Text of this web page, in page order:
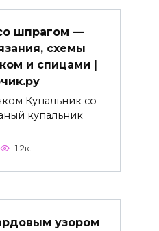
шпрагом —
схемы
и спицами |
Купальник со
купальник
1.2к.
узором